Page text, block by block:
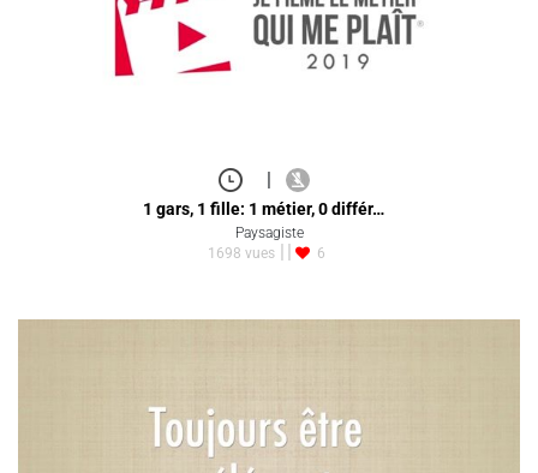
|
1 gars, 1 fille: 1 métier, 0 différ…
Paysagiste
1698 vues
6